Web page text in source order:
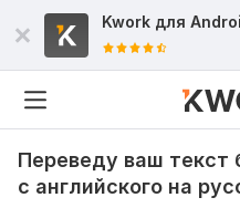
Kwork для
Переведу ваш текст
с английского на